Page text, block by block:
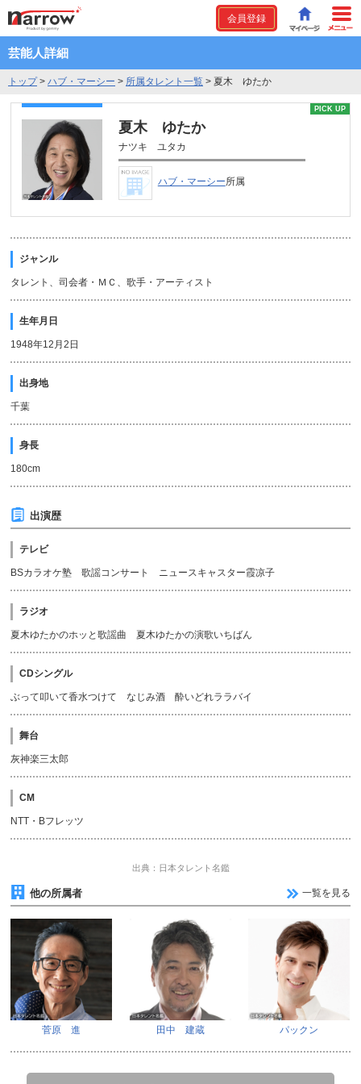
会員登録
芸能人詳細
トップ> ハブ・マーシー > 所属タレント一覧 > 夏木 ゆたか
PICK UP
夏木 ゆたか
ナツキ ユタカ
ハブ・マーシー所属
ジャンル
タレント、司会者・ＭＣ、歌手・アーティスト
生年月日
1948年12月2日
出身地
千葉
身長
180cm
出演歴
テレビ
BSカラオケ塾 歌謡コンサート ニュースキャスター霞凉子
ラジオ
夏木ゆたかのホッと歌謡曲 夏木ゆたかの演歌いちばん
CDシングル
ぶって叩いて香水つけて なじみ酒 酔いどれララバイ
舞台
灰神楽三太郎
CM
NTT・Bフレッツ
出典：日本タレント名鑑
他の所属者 一覧を見る
菅原 進 田中 建蔵 パックン